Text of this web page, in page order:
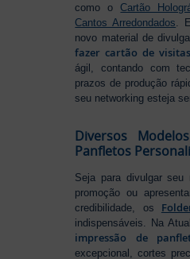
como oCartão
Cantos Arredondados .
novo material de
fazer cartão de visitas
ágil, contando com
prazos de produção
seu networking esteja
Diversos
Panfletos
Seja para divulgar seu
promoção ou
credibilidade, os
indispensáveis. Na
impressão de
excepcional, cortes